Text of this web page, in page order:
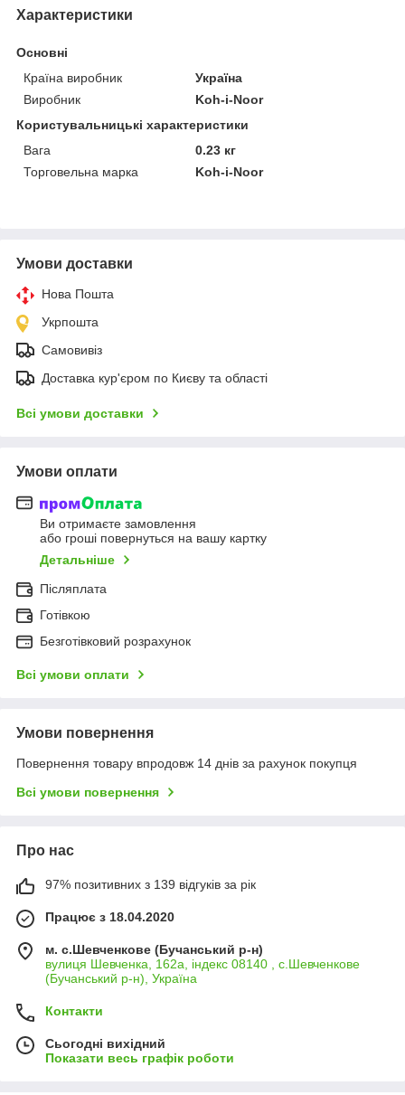
Характеристики
Основні
Країна виробник
Україна
Виробник
Koh-i-Noor
Користувальницькі характеристики
Вага
0.23 кг
Торговельна марка
Koh-i-Noor
Умови доставки
Нова Пошта
Укрпошта
Самовивіз
Доставка кур'єром по Києву та області
Всі умови доставки
Умови оплати
Ви отримаєте замовлення
або гроші повернуться на вашу картку
Детальніше
Післяплата
Готівкою
Безготівковий розрахунок
Всі умови оплати
Умови повернення
Повернення товару впродовж 14 днів за рахунок покупця
Всі умови повернення
Про нас
97% позитивних з 139 відгуків за рік
Працює з 18.04.2020
м. с.Шевченкове (Бучанський р-н)
вулиця Шевченка, 162а, індекс 08140 , с.Шевченкове
(Бучанський р-н), Україна
Контакти
Сьогодні вихідний
Показати весь графік роботи